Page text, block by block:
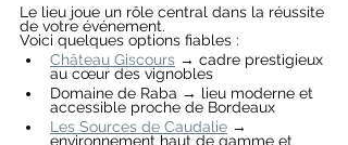
Le lieu joue un rôle central dans la réussite
de votre événement.
Voici quelques options fiables :
Château Giscours → cadre prestigieux
au cœur des vignobles
Domaine de Raba → lieu moderne et
accessible proche de Bordeaux
Les Sources de Caudalie →
environnement haut de gamme et